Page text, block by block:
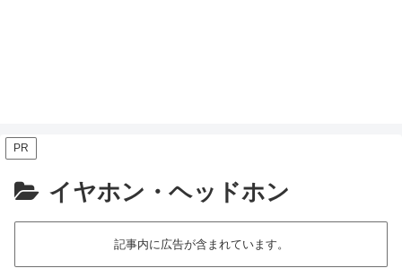
PR
イヤホン・ヘッドホン
記事内に広告が含まれています。